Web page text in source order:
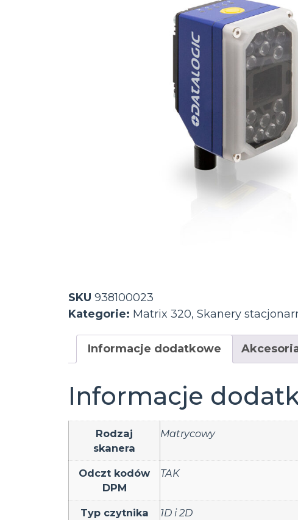
SKU 938100023
Kategorie: Matrix 320, Skanery
Informacje dodatkowe
Informacje
Rodzaj
skanera
Matrycowy
Odczt kodów
DPM
TAK
Typ czytnika
1D i 2D